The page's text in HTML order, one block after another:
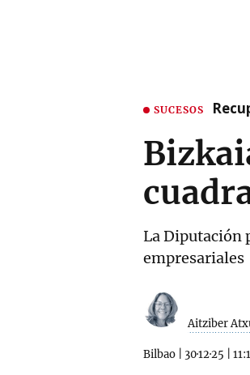
SUCESOS
La Diputación
empresariales
Aitziber
Bilbao 30·12·25